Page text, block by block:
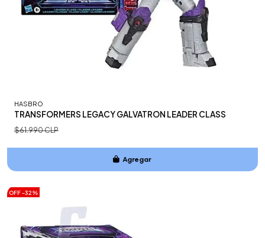
HASBRO
TRANSFORMERS LEGACY GALVATRON LEADER CLASS
$61.990 CLP
Agregar
OFF -32%